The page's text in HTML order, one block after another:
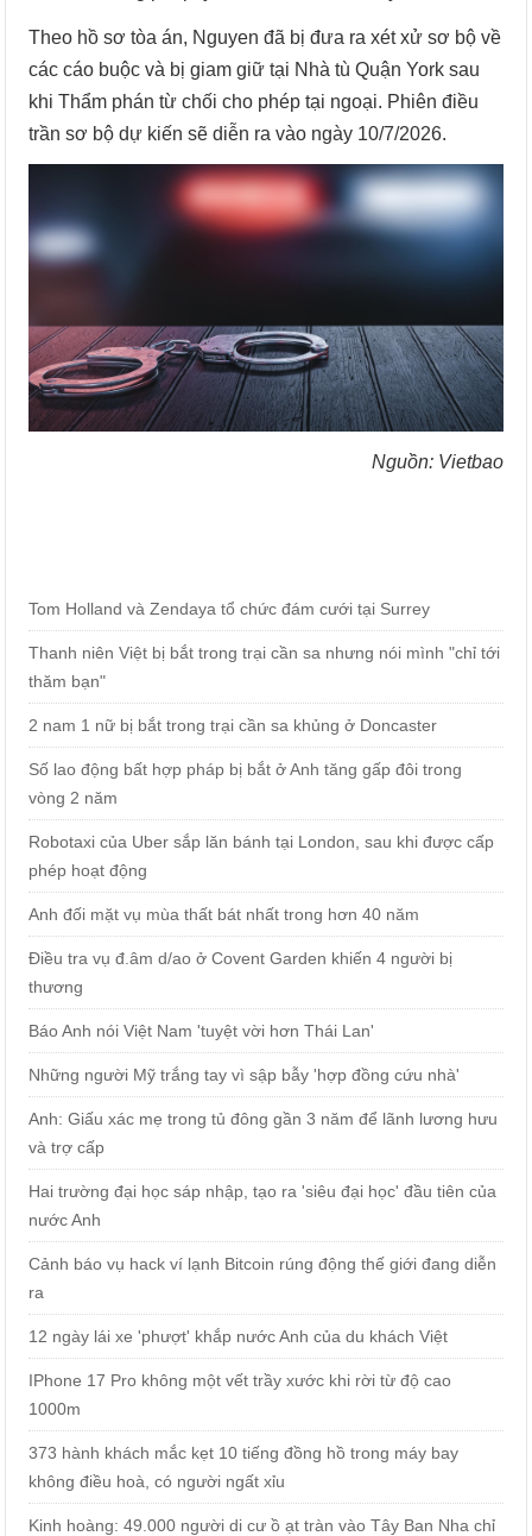
Theo hồ sơ tòa án, Nguyen đã bị đưa ra xét xử sơ bộ về
các cáo buộc và bị giam giữ tại Nhà tù Quận York sau
khi Thẩm phán từ chối cho phép tại ngoại. Phiên điều
trần sơ bộ dự kiến sẽ diễn ra vào ngày 10/7/2026.
Nguồn: Vietbao
Tom Holland và Zendaya tổ chức đám cưới tại Surrey
Thanh niên Việt bị bắt trong trại cần sa nhưng nói mình "chỉ tới
thăm bạn"
2 nam 1 nữ bị bắt trong trại cần sa khủng ở Doncaster
Số lao động bất hợp pháp bị bắt ở Anh tăng gấp đôi trong
vòng 2 năm
Robotaxi của Uber sắp lăn bánh tại London, sau khi được cấp
phép hoạt động
Anh đối mặt vụ mùa thất bát nhất trong hơn 40 năm
Điều tra vụ đ.âm d/ao ở Covent Garden khiến 4 người bị
thương
Báo Anh nói Việt Nam 'tuyệt vời hơn Thái Lan'
Những người Mỹ trắng tay vì sập bẫy 'hợp đồng cứu nhà'
Anh: Giấu xác mẹ trong tủ đông gần 3 năm để lãnh lương hưu
và trợ cấp
Hai trường đại học sáp nhập, tạo ra 'siêu đại học' đầu tiên của
nước Anh
Cảnh báo vụ hack ví lạnh Bitcoin rúng động thế giới đang diễn
ra
12 ngày lái xe 'phượt' khắp nước Anh của du khách Việt
IPhone 17 Pro không một vết trầy xước khi rời từ độ cao
1000m
373 hành khách mắc kẹt 10 tiếng đồng hồ trong máy bay
không điều hoà, có người ngất xỉu
Kinh hoàng: 49.000 người di cư ồ ạt tràn vào Tây Ban Nha chỉ